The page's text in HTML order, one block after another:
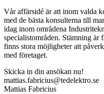
Vår affärsidé är att inom valda
med de bästa konsulterna till
idag inom områdena
specialistområden. Stämning är
finns stora möjligheter att
med företaget.
Skicka in din ansökan nu!
mattias.fabricius@tedelektro.se
Mattias Fabricius